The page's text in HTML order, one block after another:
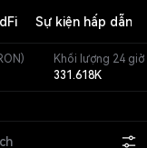
Sự kiện hấp dẫn
Khối lượng 24 giờ
331.618K